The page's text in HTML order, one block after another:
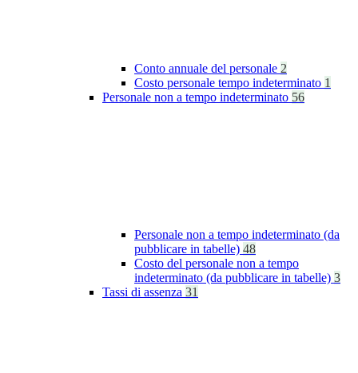
Conto annuale del personale 2
Costo personale tempo indeterminato 1
Personale non a tempo indeterminato 56
Personale non a tempo indeterminato (da
pubblicare in tabelle) 48
Costo del personale non a tempo
indeterminato (da pubblicare in tabelle) 3
Tassi di assenza 31